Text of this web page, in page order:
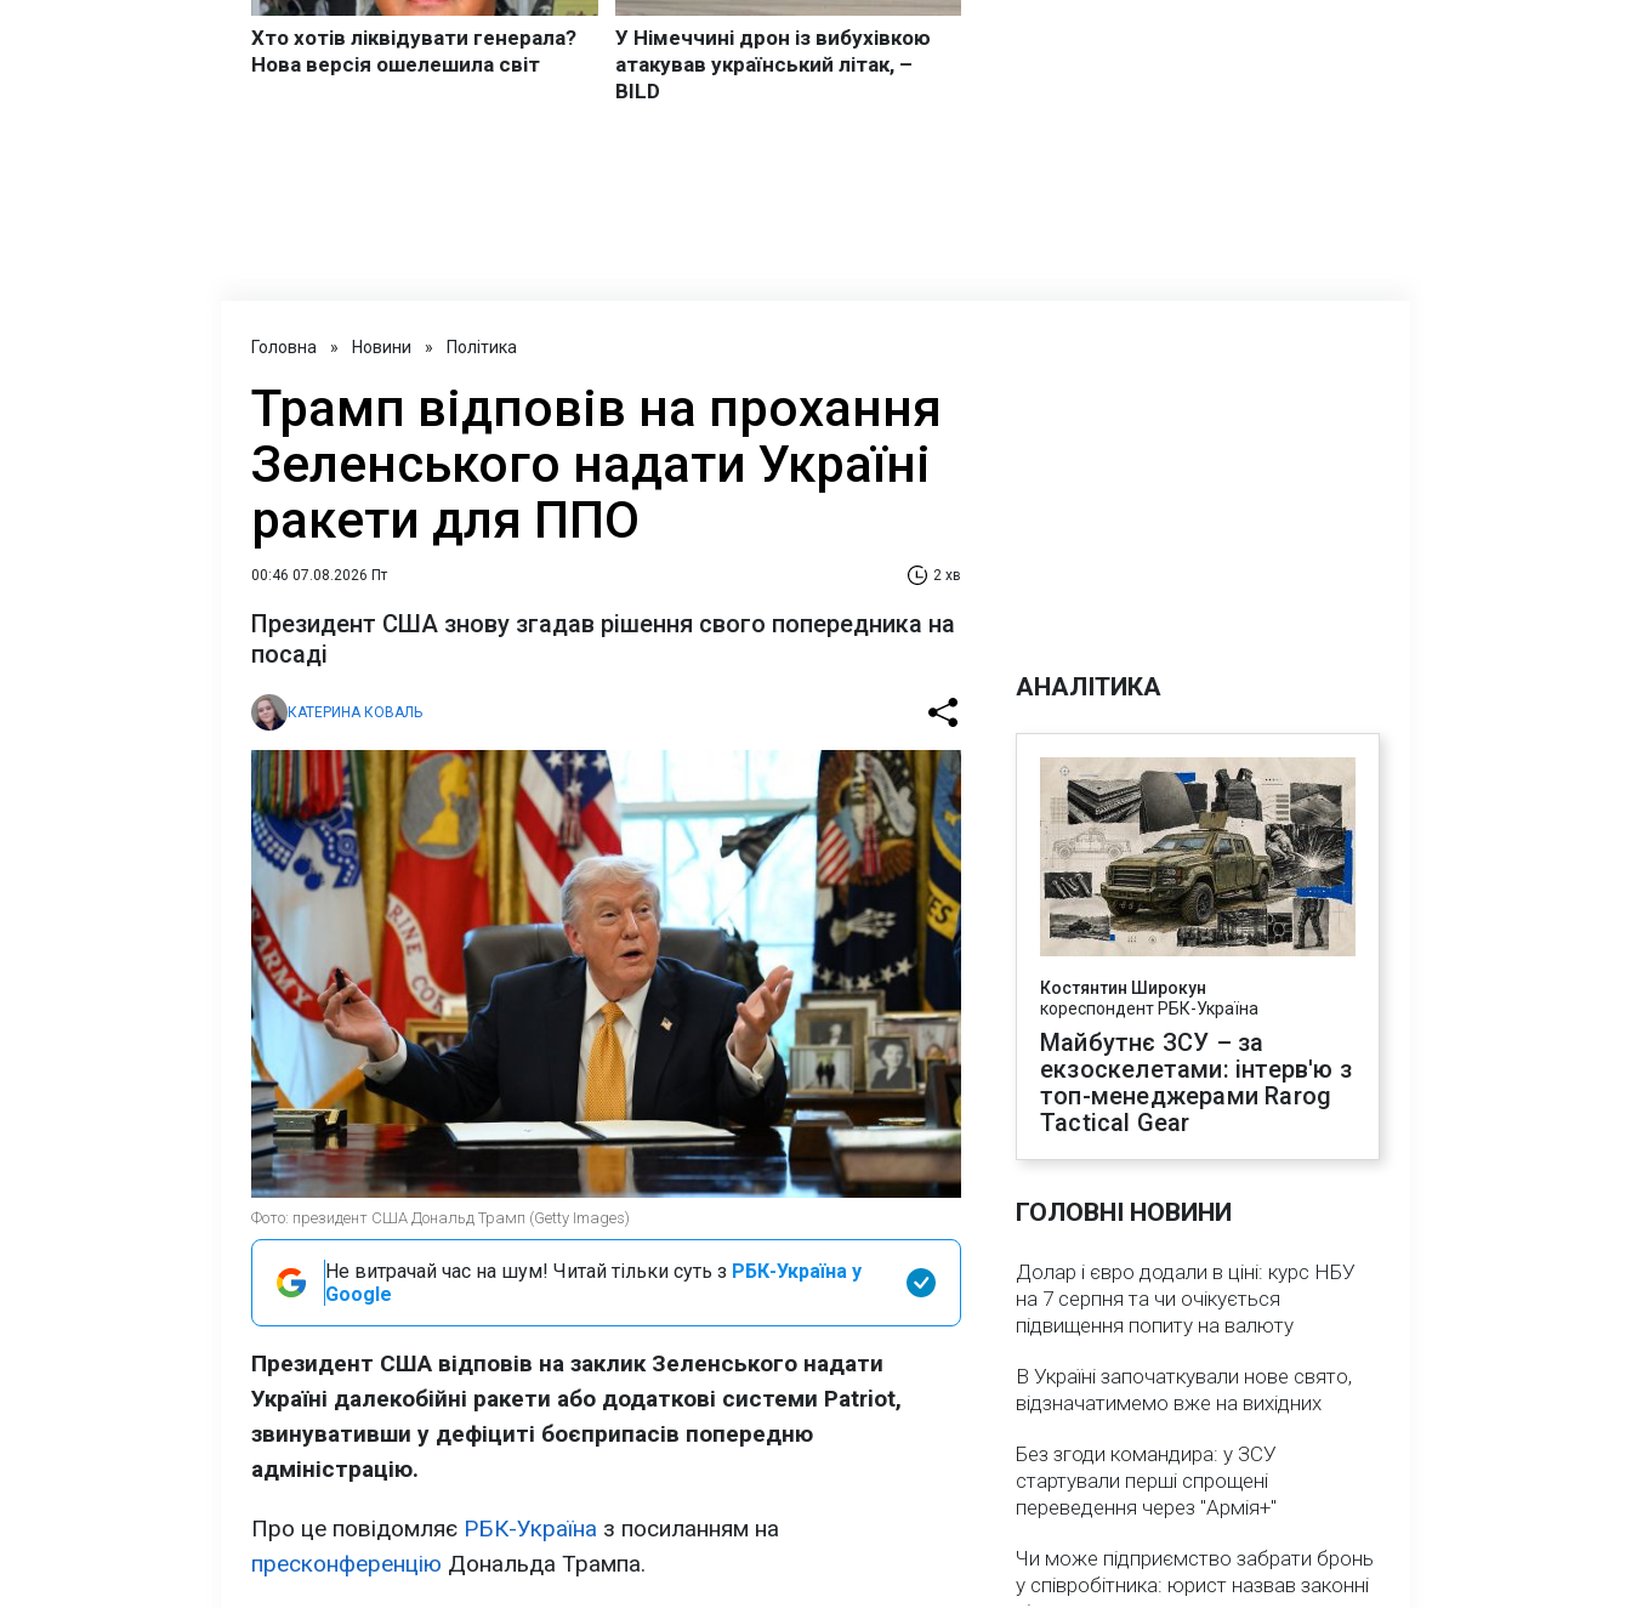
Головна » Новини » Політика
Трамп відповів на прохання
Зеленського надати Україні
ракети для ППО
00:46 07.08.2026 Пт 2 хв
Президент США знову згадав рішення свого попередника на
посаді
КАТЕРИНА КОВАЛЬ
Фото: президент США Дональд Трамп (Getty Images)
Не витрачай час на шум! Читай тільки суть з РБК-Україна у
Google
Президент США відповів на заклик Зеленського надати
Україні далекобійні ракети або додаткові системи Patriot,
звинувативши у дефіциті боєприпасів попередню
адміністрацію.
Про це повідомляє РБК-Україна з посиланням на
пресконференцію Дональда Трампа.
АНАЛІТИКА
Костянтин Широкун
кореспондент РБК-Україна
Майбутнє ЗСУ – за
екзоскелетами: інтерв'ю з
топ-менеджерами Rarog
Tactical Gear
ГОЛОВНІ НОВИНИ
Долар і євро додали в ціні: курс НБУ
на 7 серпня та чи очікується
підвищення попиту на валюту
В Україні започаткували нове свято,
відзначатимемо вже на вихідних
Без згоди командира: у ЗСУ
стартували перші спрощені
переведення через "Армія+"
Чи може підприємство забрати бронь
у співробітника: юрист назвав законні